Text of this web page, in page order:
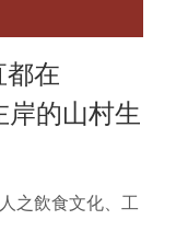
都在
岸的山村生
之飲食文化、工